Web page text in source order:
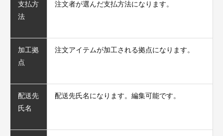
支払方
法
注文者が選んだ支払方法になります。
加工拠
点
注文アイテムが加工される拠点になります。
配送先
氏名
配送先氏名になります。編集可能です。